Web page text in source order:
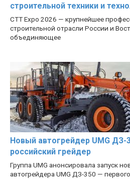
строительной техники и
CTT Expo 2026 — крупнейшее
строительной отрасли России и
объединяющее
Новый автогрейдер UMG
российский грейдер
Группа UMG анонсировала запуск
автогрейдера UMG ДЗ-350 —